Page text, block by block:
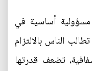
أساسية في
الناس بالالتزام
تضعف قدرتها